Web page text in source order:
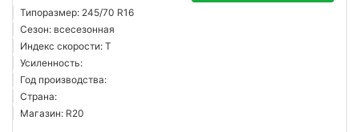
Типоразмер: 245/70 R16
Сезон: всесезонная
Индекс скорости: T
Усиленность:
Год производства:
Страна:
Магазин: R20